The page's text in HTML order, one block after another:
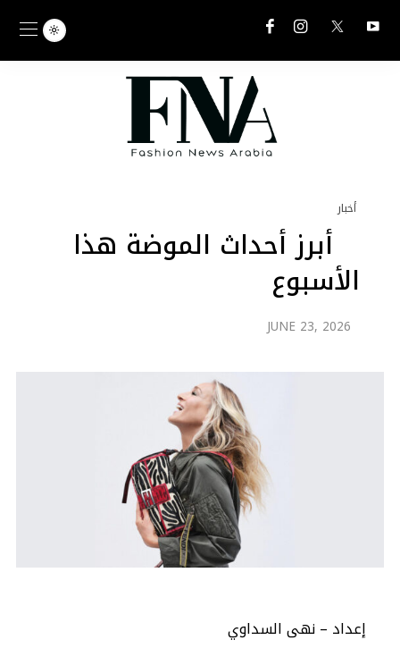
أخبار
أبرز أحداث الموضة هذا
الأسبوع
JUNE 23, 2026
إعداد – نهى السداوي